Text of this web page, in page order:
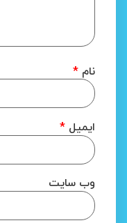
نام *
ایمیل *
وب‌ سایت